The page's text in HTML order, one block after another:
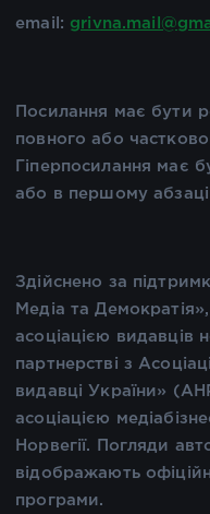
email:
Посилання має бути
повного або
Гіперпосилання має
або в першому абзаці
Здійснено за
Медіа та
асоціацією видавців
партнерстві з
видавці України»
асоціацією
Норвегії. Погляди
відображають
програми.